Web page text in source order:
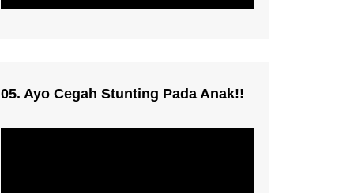
05. Ayo Cegah Stunting Pada Anak!!